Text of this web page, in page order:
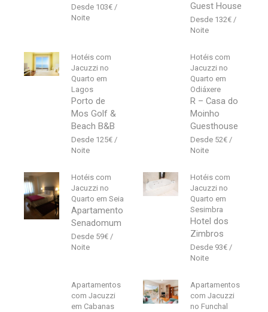
103€
Guest House
132€
Hotéis com
Jacuzzi no
Quarto em
Lagos
Porto de
Mos Golf &
Beach B&B
125€
Hotéis com
Jacuzzi no
Quarto em
Odiáxere
R – Casa do
Moinho
Guesthouse
52€
Hotéis com
Jacuzzi no
Quarto em Seia
Apartamento
Senadomum
59€
Hotéis com
Jacuzzi no
Quarto em
Sesimbra
Hotel dos
Zimbros
93€
Apartamentos
com Jacuzzi
em Cabanas
Apartamentos
com Jacuzzi
no Funchal